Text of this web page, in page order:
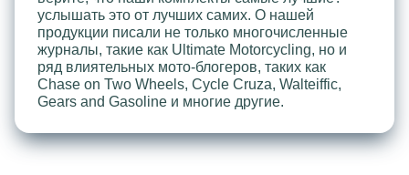
услышать это от лучших самих. О нашей
продукции писали не только многочисленные
журналы, такие как Ultimate Motorcycling, но и
ряд влиятельных мото-блогеров, таких как
Chase on Two Wheels, Cycle Cruza, Walteiffic,
Gears and Gasoline и многие другие.